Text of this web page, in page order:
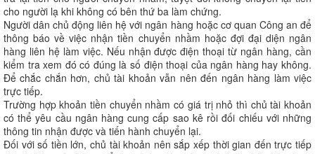
cho người lạ khi không có bên thứ ba làm chứng.
Người dân chủ động liên hệ với ngân hàng hoặc cơ quan Công an để
thông báo về việc nhận tiền chuyển nhầm hoặc đợi đại diện ngân
hàng liên hệ làm việc. Nếu nhận được điện thoại từ ngân hàng, cần
kiểm tra xem đó có đúng là số điện thoại của ngân hàng hay không.
Để chắc chắn hơn, chủ tài khoản vẫn nên đến ngân hàng làm việc
trực tiếp.
Trường hợp khoản tiền chuyển nhầm có giá trị nhỏ thì chủ tài khoản
có thể yêu cầu ngân hàng cung cấp sao kê rồi đối chiếu với những
thông tin nhận được và tiến hành chuyển lại.
Đối với số tiền lớn, chủ tài khoản nên sắp xếp thời gian đến trực tiếp